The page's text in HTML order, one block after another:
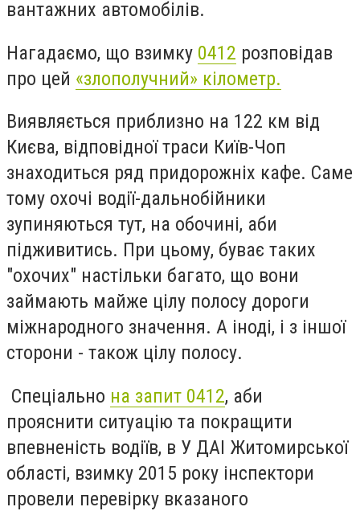
вантажних автомобілів.
Нагадаємо, що взимку 0412 розповідав
про цей «злополучний» кілометр.
Виявляється приблизно на 122 км від
Києва, відповідної траси Київ-Чоп
знаходиться ряд придорожніх кафе. Саме
тому охочі водії-дальнобійники
зупиняються тут, на обочині, аби
підживитись. При цьому, буває таких
"охочих" настільки багато, що вони
займають майже цілу полосу дороги
міжнародного значення. А іноді, і з іншої
сторони - також цілу полосу.
Спеціально на запит 0412, аби
прояснити ситуацію та покращити
впевненість водіїв, в У ДАІ Житомирської
області, взимку 2015 року інспектори
провели перевірку вказаного